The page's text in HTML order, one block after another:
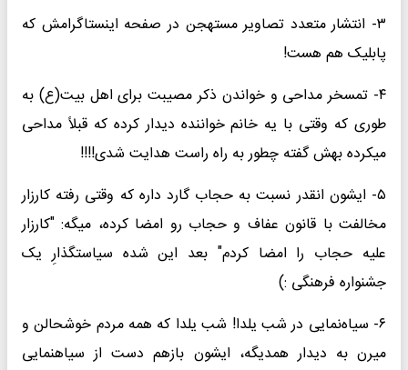
۳- انتشار متعدد تصاویر مستهجن در صفحه اینستاگرامش که
پابلیک هم هست!
۴- تمسخر مداحی و خواندن ذکر مصیبت برای اهل بیت(ع) به
طوری که وقتی با یه خانم خواننده دیدار کرده که قبلاً مداحی
میکرده بهش گفته چطور به راه راست هدایت شدی!!!!
۵- ایشون انقدر نسبت به حجاب گارد داره که وقتی رفته کارزار
مخالفت با قانون عفاف و حجاب رو امضا کرده، میگه: "کارزار
علیه حجاب را امضا کردم" بعد این شده سیاستگذارِ یک
جشنواره فرهنگی :)
۶- سیاه‌نمایی در شب یلدا! شب یلدا که همه مردم خوشحالن و
میرن به دیدار همدیگه، ایشون بازهم دست از سیاهنمایی